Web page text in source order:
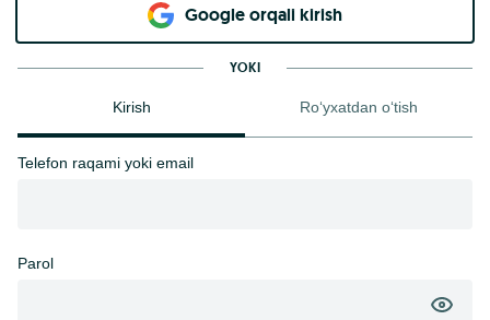
Goo​g​le orqali kirish
YOKI
Kirish Ro‘yxatdan o‘tish
Telefon raqami yoki email
Parol